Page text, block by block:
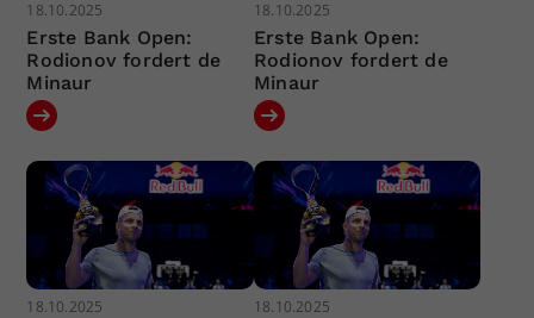
18.10.2025
Erste Bank Open:
Rodionov fordert de
Minaur
18.10.2025
Erste Bank Open:
Rodionov fordert de
Minaur
18.10.2025 18.10.2025